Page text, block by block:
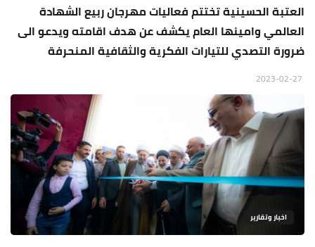
العتبة الحسينية تختتم فعاليات مهرجان ربيع الشهادة
العالمي وامينها العام يكشف عن هدف اقامته ويدعو الى
ضرورة التصدي للتيارات الفكرية والثقافية المنحرفة
اخبار وتقارير